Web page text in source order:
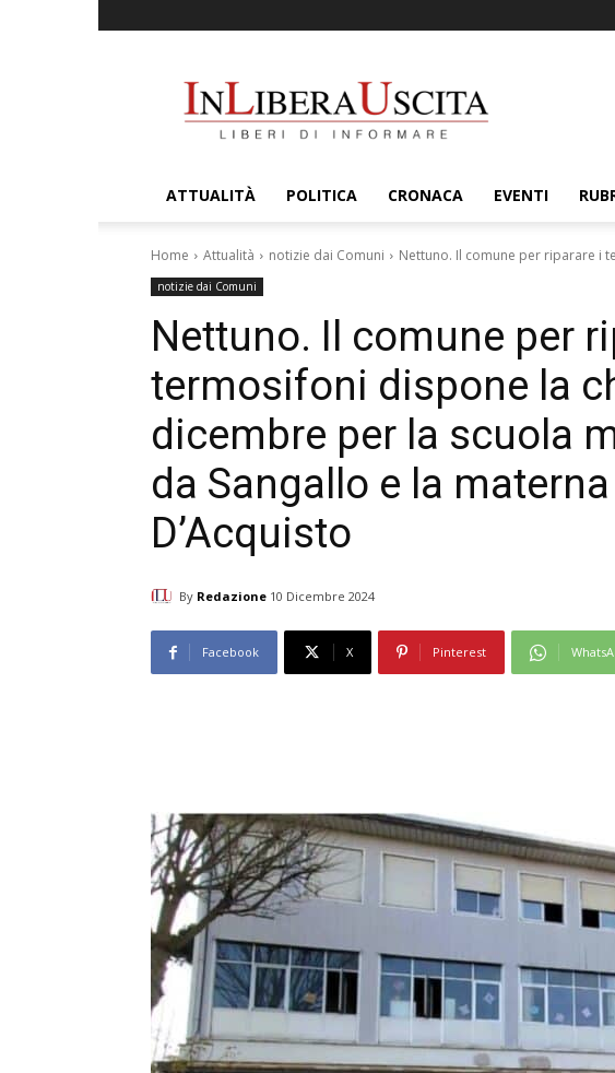
ATTUALITÀ POLITICA CRONACA EVENTI
Home Attualità notizie dai Comuni Nettuno. Il comune per riparare i
notizie dai Comuni
Nettuno. Il comune per
termosifoni dispone la
dicembre per la scuola
da Sangallo e la
D’Acquisto
By Redazione 10 Dicembre 2024
Facebook X Pinterest